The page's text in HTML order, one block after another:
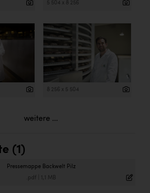
5 504 x 8 256
8 256 x 5 504
weitere ...
(1)
Pressemappe Backwelt Pilz
.pdf 1,1 MB